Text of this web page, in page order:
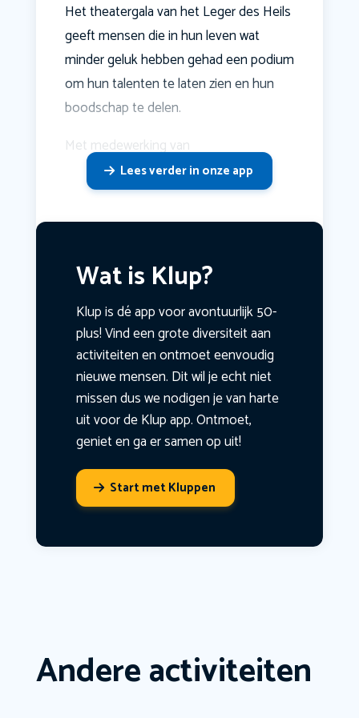
Het theatergala van het Leger des Heils
geeft mensen die in hun leven wat
minder geluk hebben gehad een podium
om hun talenten te laten zien en hun
boodschap te delen.
Met medewerking van
Lees verder in onze app
Wat is Klup?
Klup is dé app voor avontuurlijk 50-
plus! Vind een grote diversiteit aan
activiteiten en ontmoet eenvoudig
nieuwe mensen. Dit wil je echt niet
missen dus we nodigen je van harte
uit voor de Klup app. Ontmoet,
geniet en ga er samen op uit!
Start met Kluppen
Andere activiteiten